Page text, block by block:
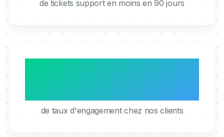
de tickets support en moins en 90 jours
de taux d'engagement chez nos clients